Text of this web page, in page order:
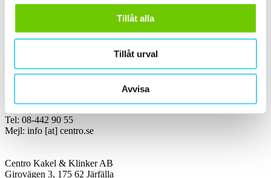
Tillåt alla
Tillåt urval
Avvisa
Kakel, klinker, mosaik och granitkeramik →
Vardagar 07:00-16:00
Tel: 08-442 90 55
Mejl: info [at] centro.se
Centro Kakel & Klinker AB
Girovägen 3, 175 62 Järfälla